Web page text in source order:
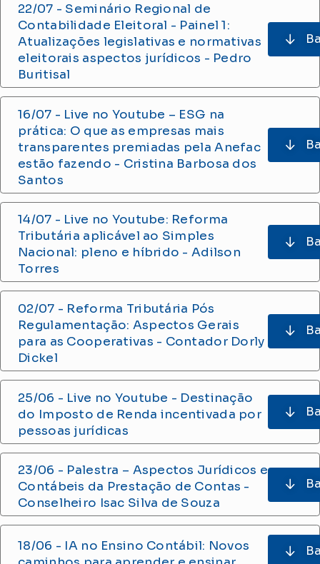
22/07 - Seminário Regional de
Contabilidade Eleitoral - Painel 1:
Atualizações legislativas e normativas
eleitorais aspectos jurídicos - Pedro
Buritisal
16/07 - Live no Youtube – ESG na
prática: O que as empresas mais
transparentes premiadas pela Anefac
estão fazendo - Cristina Barbosa dos
Santos
14/07 - Live no Youtube: Reforma
Tributária aplicável ao Simples
Nacional: pleno e híbrido - Adilson
Torres
02/07 - Reforma Tributária Pós
Regulamentação: Aspectos Gerais
para as Cooperativas - Contador Dorly
Dickel
25/06 - Live no Youtube - Destinação
do Imposto de Renda incentivada por
pessoas jurídicas
23/06 - Palestra – Aspectos Jurídicos e
Contábeis da Prestação de Contas -
Conselheiro Isac Silva de Souza
18/06 - IA no Ensino Contábil: Novos